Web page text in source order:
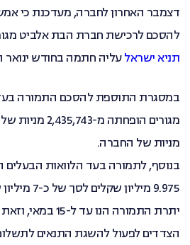
דצמבר האחרון לחברה, מעדכנת כי
להסכם לרכישת חברת הבת אלביט
תניא ישראלעליה חתמה בחודש ינואר
במסגרת התוספת להסכם התמורה
מניות של החברה.
בנוסף, לתמורה בעד הלוואות
9.975
יתרת התמורה הנו
הצדדים לפעול להשגת התנאים